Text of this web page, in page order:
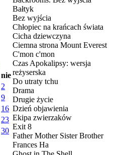
nie
2
9
16
23
30
Bałtyk
Bez wyjścia
Chłopiec na krańcach świata
Cicha dziewczyna
Ciemna strona Mount Everest
C'mon c'mon
Czas Apokalipsy: wersja
reżyserska
Do utraty tchu
Drama
Drugie życie
Dzień objawienia
Ekipa zwierzaków
Exit 8
Father Mother Sister Brother
Frances Ha